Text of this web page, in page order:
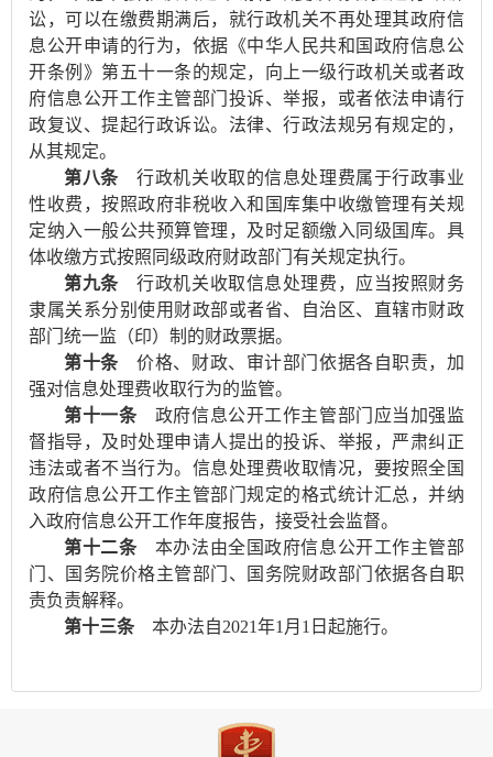
讼，可以在缴费期满后，就行政机关不再处理其政府信
息公开申请的行为，依据《中华人民共和国政府信息公
开条例》第五十一条的规定，向上一级行政机关或者政
府信息公开工作主管部门投诉、举报，或者依法申请行
政复议、提起行政诉讼。法律、行政法规另有规定的，
从其规定。
第八条行政机关收取的信息处理费属于行政事业
性收费，按照政府非税收入和国库集中收缴管理有关规
定纳入一般公共预算管理，及时足额缴入同级国库。具
体收缴方式按照同级政府财政部门有关规定执行。
第九条行政机关收取信息处理费，应当按照财务
隶属关系分别使用财政部或者省、自治区、直辖市财政
部门统一监（印）制的财政票据。
第十条价格、财政、审计部门依据各自职责，加
强对信息处理费收取行为的监管。
第十一条政府信息公开工作主管部门应当加强监
督指导，及时处理申请人提出的投诉、举报，严肃纠正
违法或者不当行为。信息处理费收取情况，要按照全国
政府信息公开工作主管部门规定的格式统计汇总，并纳
入政府信息公开工作年度报告，接受社会监督。
第十二条本办法由全国政府信息公开工作主管部
门、国务院价格主管部门、国务院财政部门依据各自职
责负责解释。
第十三条本办法自2021年1月1日起施行。